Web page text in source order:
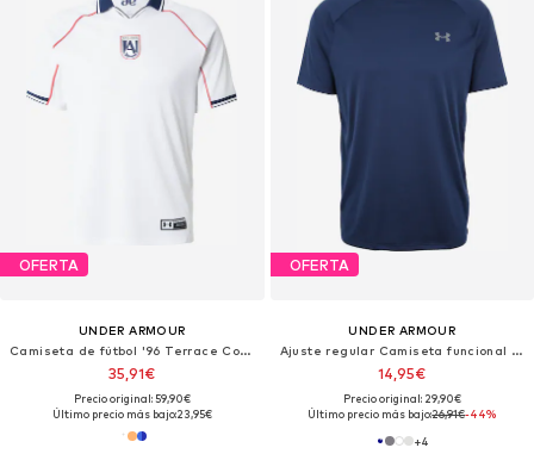
OFERTA
UNDER ARMOUR
Camiseta de fútbol '96 Terrace Country'
35,91€
Precio original: 59,90€
Último precio más bajo:23,95€
OFERTA
UNDER ARMOUR
Ajuste regular Camiseta funcional 'Tech 2.0'
14,95€
Precio original: 29,90€
Último precio más bajo:26,91€-44%
+4